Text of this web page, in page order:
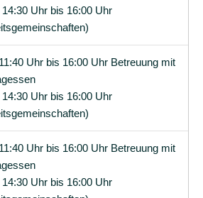
14:30 Uhr bis 16:00 Uhr
Uhr bis 16:00 Uhr Betreuung mit
14:30 Uhr bis 16:00 Uhr
Uhr bis 16:00 Uhr Betreuung mit
14:30 Uhr bis 16:00 Uhr